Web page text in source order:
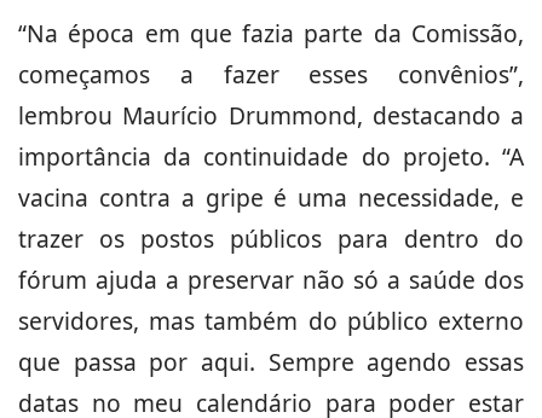
“Na época em que fazia parte da Comissão,
começamos a fazer esses convênios”,
lembrou Maurício Drummond, destacando a
importância da continuidade do projeto. “A
vacina contra a gripe é uma necessidade, e
trazer os postos públicos para dentro do
fórum ajuda a preservar não só a saúde dos
servidores, mas também do público externo
que passa por aqui. Sempre agendo essas
datas no meu calendário para poder estar